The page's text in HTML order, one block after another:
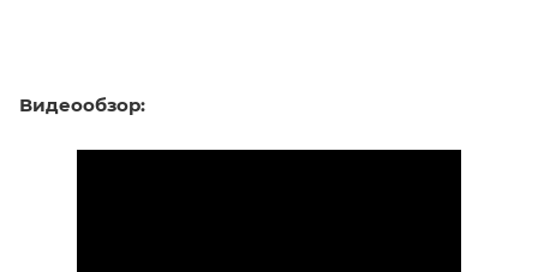
Видеообзор: